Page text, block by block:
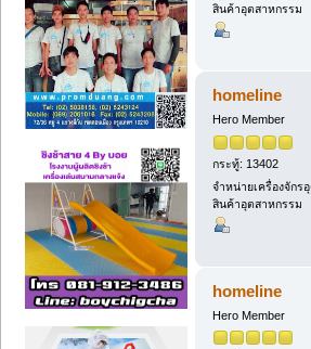
สินค้าอุตสาหกรรม
homeline
Hero Member
กระทู้: 13402
จำหน่ายเครื่องจักร
สินค้าอุตสาหกรรม
homeline
Hero Member